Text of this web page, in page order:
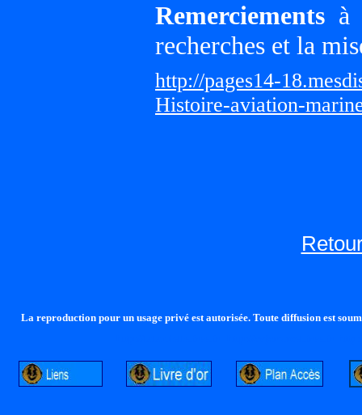
Remerciements à
recherches et la
http://pages14-
Histoire-aviation-
La reproduction pour un usage privé est autorisée. Toute diffusion est